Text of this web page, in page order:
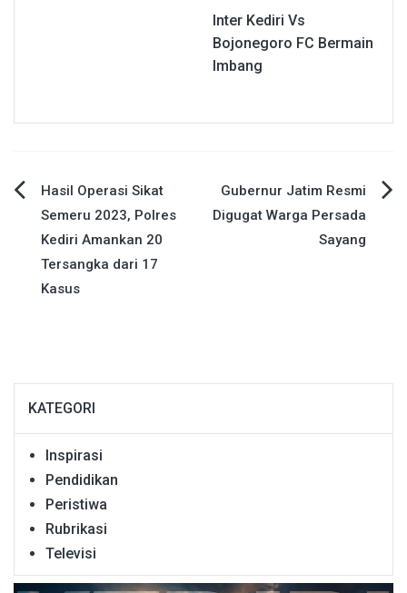
Inter Kediri Vs
Bojonegoro FC Bermain
Imbang
Navigasi
pos
Hasil Operasi Sikat
Semeru 2023, Polres
Kediri Amankan 20
Tersangka dari 17
Kasus
Gubernur Jatim Resmi
Digugat Warga Persada
Sayang
KATEGORI
Inspirasi
Pendidikan
Peristiwa
Rubrikasi
Televisi